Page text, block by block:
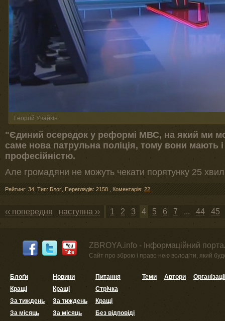
Георгій Учайкін
"Єдиний осередок у реформі МВС, на який ми
саме нова патрульна поліція, тому вони мають
професійністю.
Але громадяни не можуть чекати порятунку 25
Рейтинг: 34, Тип: Блоґ, Переглядів: 2158 , Коментарів: 22
‹‹ попередня наступна ›› 1 2 3 4 5 6 7 ... 44 45
ZBROYA.info - Інформаційний
Сайт про зброю і право нею володіти, який
Блоґи
Кращі
За тиждень
За місяць
Новини
Кращі
За тиждень
За місяць
Питання
Стрічка
Кращі
Без відповіді
Теми Автори